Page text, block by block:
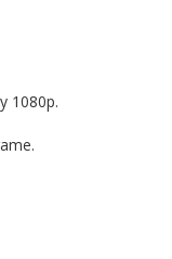
1080p.